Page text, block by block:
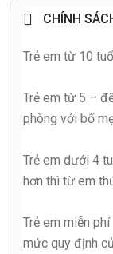
CHÍNH
Trẻ em từ 10
Trẻ em từ 5 –
phòng với bố
Trẻ em dưới 4
hơn thì từ em
Trẻ em miễn
mức quy định